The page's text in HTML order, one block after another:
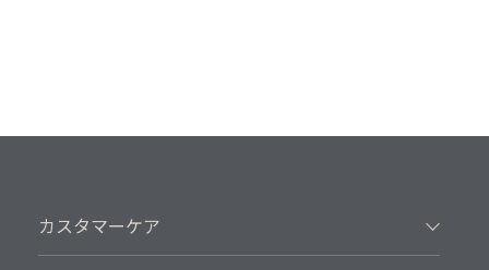
カスタマーケア